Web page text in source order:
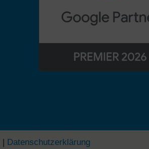
Datenschutzerklärung